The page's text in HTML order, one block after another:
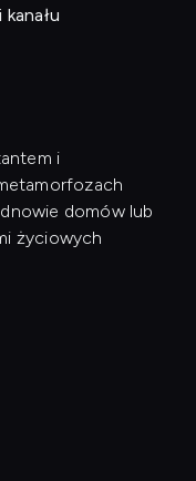
i
domów lub
życiowych